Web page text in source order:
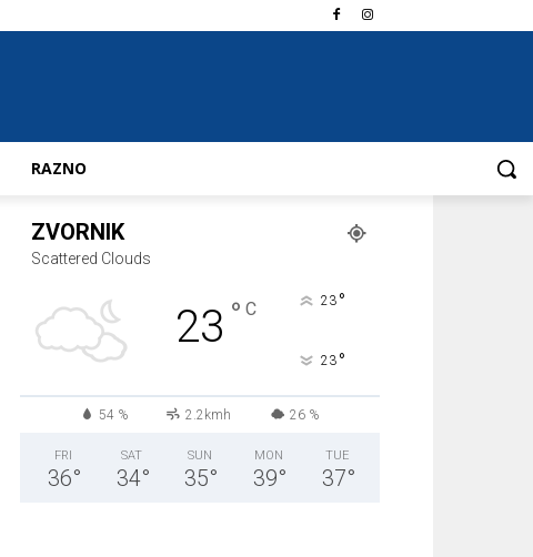
RAZNO
ZVORNIK
Scattered Clouds
23 ° C 23 °
23 °
54 % 2.2kmh 26 %
FRI
36°
SAT
34°
SUN
35°
MON
39°
TUE
37°